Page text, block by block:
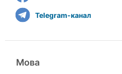
Telegram-канал
Мова